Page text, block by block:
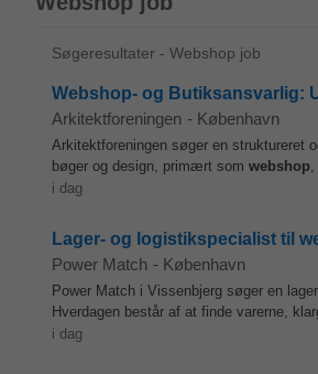
Søgeresultater - Webshop job
Webshop- og Butiksansvarlig:
Arkitektforeningen - København
Arkitektforeningen søger en struktureret
bøger og design, primært som webshop,
i dag
Lager- og logistikspecialist til
Power Match - København
Power Match i Vissenbjerg søger en
Hverdagen består af at finde varerne,
i dag